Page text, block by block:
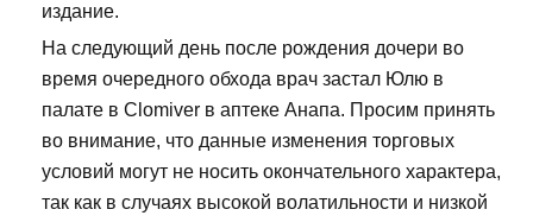
издание.
На следующий день после рождения дочери во
время очередного обхода врач застал Юлю в
палате в Clomiver в аптеке Анапа. Просим принять
во внимание, что данные изменения торговых
условий могут не носить окончательного характера,
так как в случаях высокой волатильности и низкой